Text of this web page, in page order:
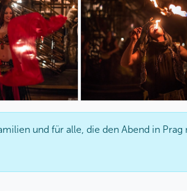
und für alle, die den Abend in Prag